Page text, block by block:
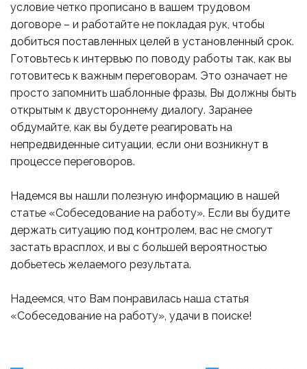
условие четко прописано в вашем трудовом
договоре – и работайте не покладая рук, чтобы
добиться поставленных целей в установленный срок.
Готовьтесь к интервью по поводу работы так, как вы
готовитесь к важным переговорам. Это означает не
просто запомнить шаблонные фразы. Вы должны быть
открытым к двустороннему диалогу. Заранее
обдумайте, как вы будете реагировать на
непредвиденные ситуации, если они возникнут в
процессе переговоров.
Надемся вы нашли полезную информацию в нашей
статье «Собеседование на работу». Если вы будите
держать ситуацию под контролем, вас не смогут
застать врасплох, и вы с большей вероятностью
добьетесь желаемого результата.
Надеемся, что Вам понравилась наша статья
«Собеседование на работу», удачи в поиске!